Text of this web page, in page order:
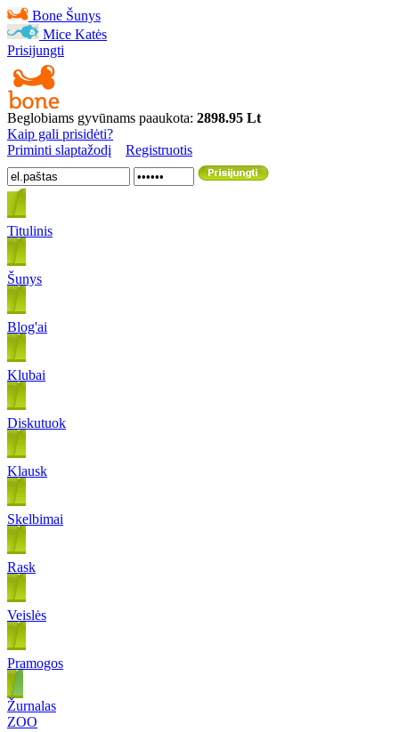
Bone Šunys
Mice Katės
Prisijungti
Beglobiams gyvūnams paaukota: 2898.95 Lt
Kaip gali prisidėti?
Priminti slaptažodį
Registruotis
Titulinis
Šunys
Blog'ai
Klubai
Diskutuok
Klausk
Skelbimai
Rask
Veislės
Pramogos
Žurnalas
ZOO